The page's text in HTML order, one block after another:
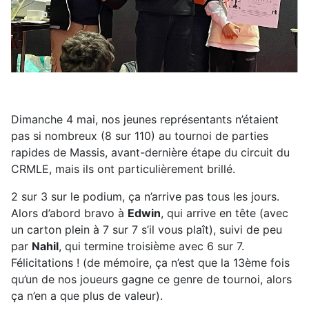
Dimanche 4 mai, nos jeunes représentants n’étaient
pas si nombreux (8 sur 110) au tournoi de parties
rapides de Massis, avant-dernière étape du circuit du
CRMLE, mais ils ont particulièrement brillé.
2 sur 3 sur le podium, ça n’arrive pas tous les jours.
Alors d’abord bravo à Edwin, qui arrive en tête (avec
un carton plein à 7 sur 7 s’il vous plaît), suivi de peu
par Nahil, qui termine troisième avec 6 sur 7.
Félicitations ! (de mémoire, ça n’est que la 13ème fois
qu’un de nos joueurs gagne ce genre de tournoi, alors
ça n’en a que plus de valeur).